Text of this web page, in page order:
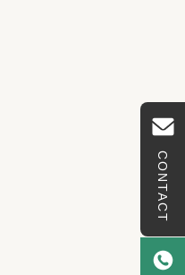
CONTACT